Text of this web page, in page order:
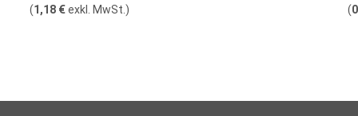
(1,18 €exkl. MwSt. ) (